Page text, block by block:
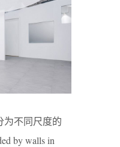
不同尺度的
by walls in